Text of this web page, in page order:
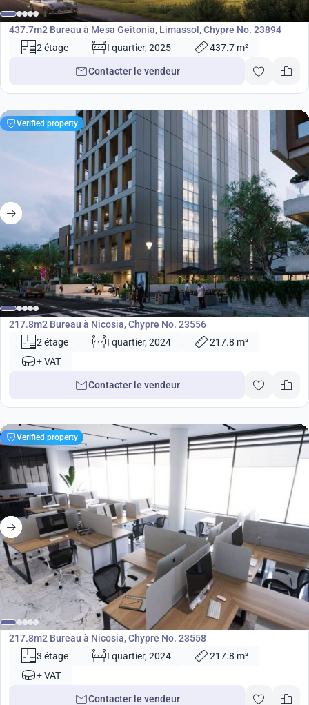
Bureau
437.7m2 Bureau à Mesa Geitonia, Limassol, Chypre No. 23894
2 étage
I quartier, 2025 437.7 m²
Contacter le vendeur
Verified property
€865 000
Bureau
217.8m2 Bureau à Nicosia, Chypre No. 23556
2 étage
I quartier, 2024
217.8 m²
+ VAT
Contacter le vendeur
Verified property
€882 000
Bureau
217.8m2 Bureau à Nicosia, Chypre No. 23558
3 étage
I quartier, 2024
217.8 m²
+ VAT
Contacter le vendeur